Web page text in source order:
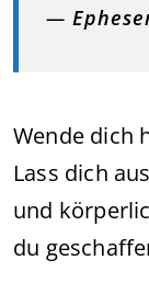
—
Wende dich
Lass dich
und
du